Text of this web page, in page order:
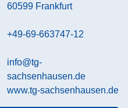
60599 Frankfurt
+49-69-663747-12
info@tg-
sachsenhausen.de
www.tg-sachsenhausen.de